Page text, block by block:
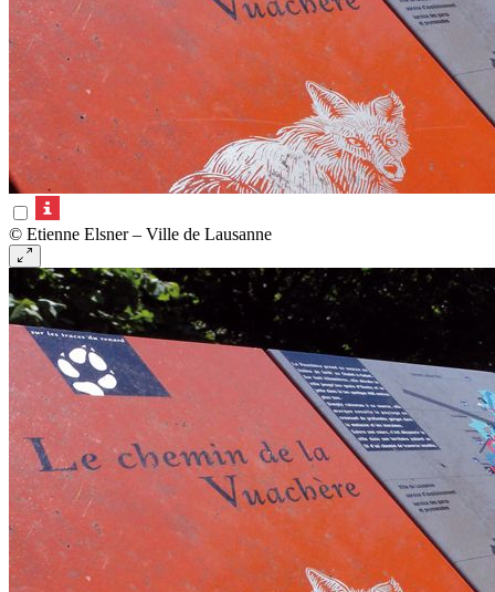
© Etienne Elsner – Ville de Lausanne